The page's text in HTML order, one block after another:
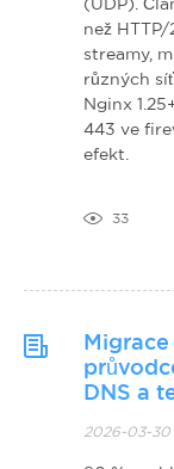
33
než
streamy,
různých
Nginx
443 ve
efekt.
DNS a
2026-03-30